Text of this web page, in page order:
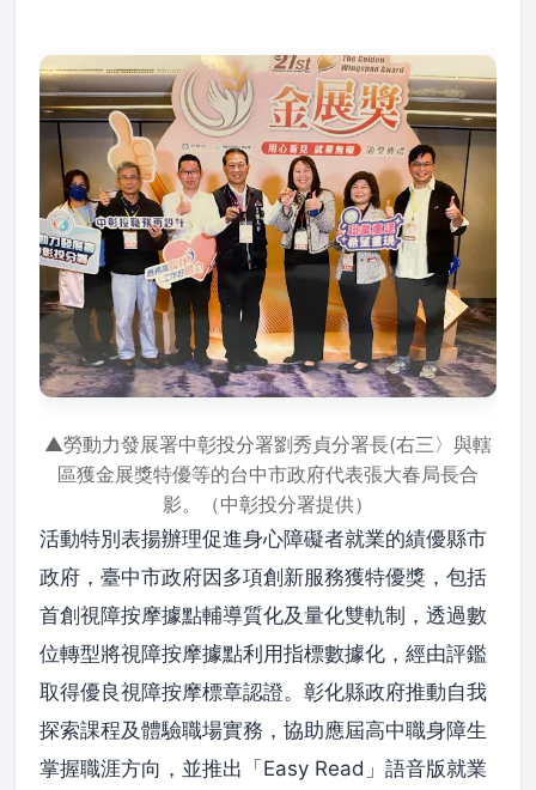
▲勞動力發展署中彰投分署劉秀貞分署長(右三〉與轄
區獲金展獎特優等的台中市政府代表張大春局長合
影。（中彰投分署提供）
活動特別表揚辦理促進身心障礙者就業的績優縣市
政府，臺中市政府因多項創新服務獲特優獎，包括
首創視障按摩據點輔導質化及量化雙軌制，透過數
位轉型將視障按摩據點利用指標數據化，經由評鑑
取得優良視障按摩標章認證。彰化縣政府推動自我
探索課程及體驗職場實務，協助應屆高中職身障生
掌握職涯方向，並推出「Easy Read」語音版就業